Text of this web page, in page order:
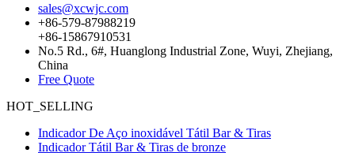
sales@xcwjc.com
+86-579-87988219
+86-15867910531
No.5 Rd., 6#, Huanglong Industrial Zone, Wuyi, Zhejiang,
China
Free Quote
HOT_SELLING
Indicador De Aço inoxidável Tátil Bar & Tiras
Indicador Tátil Bar & Tiras de bronze